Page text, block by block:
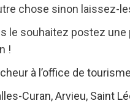
chose sinon laissez-
le souhaitez postez
!
à l’office de
Curan, Arvieu, Saint